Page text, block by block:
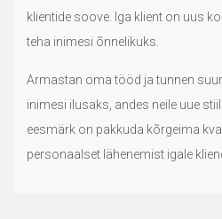
klientide soove. Iga klient on uus
teha inimesi õnnelikuks.
Armastan oma tööd ja tunnen
inimesi ilusaks, andes neile uue
eesmärk on pakkuda kõrgeima
personaalset lähenemist igale